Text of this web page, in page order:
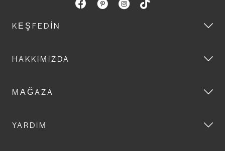
KEŞFEDIN
HAKKIMIZDA
MAĞAZA
YARDIM